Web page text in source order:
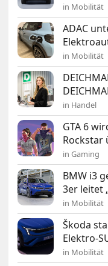
in Mobilität
ADAC
in Mobilität
in Handel
GTA 6
Rockstar
in Gaming
BMW i3
3er leitet
in Mobilität
Škoda
Elektro-
in Mobilität